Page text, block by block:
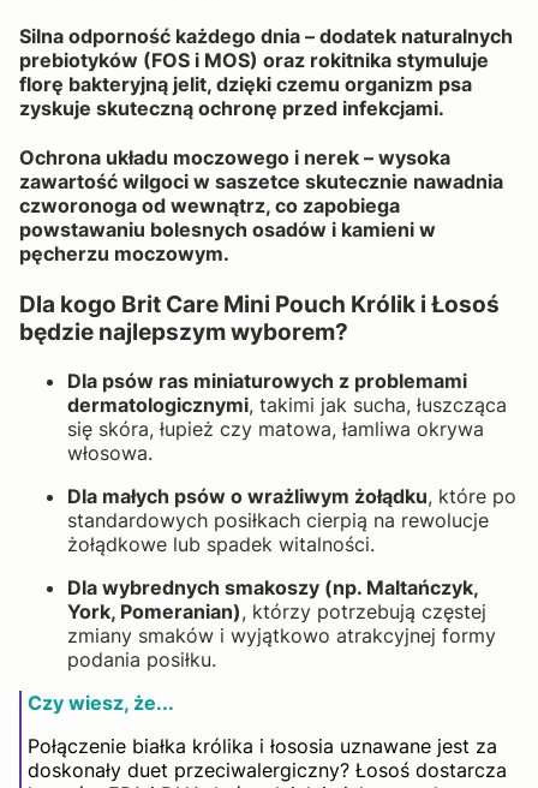
Silna odporność każdego dnia – dodatek naturalnych
prebiotyków (FOS i MOS) oraz rokitnika stymuluje
florę bakteryjną jelit, dzięki czemu organizm psa
zyskuje skuteczną ochronę przed infekcjami.
Ochrona układu moczowego i nerek – wysoka
zawartość wilgoci w saszetce skutecznie nawadnia
czworonoga od wewnątrz, co zapobiega
powstawaniu bolesnych osadów i kamieni w
pęcherzu moczowym.
Dla kogo Brit Care Mini Pouch Królik i Łosoś
będzie najlepszym wyborem?
Dla psów ras miniaturowych z problemami
dermatologicznymi, takimi jak sucha, łuszcząca
się skóra, łupież czy matowa, łamliwa okrywa
włosowa.
Dla małych psów o wrażliwym żołądku, które po
standardowych posiłkach cierpią na rewolucje
żołądkowe lub spadek witalności.
Dla wybrednych smakoszy (np. Maltańczyk,
York, Pomeranian), którzy potrzebują częstej
zmiany smaków i wyjątkowo atrakcyjnej formy
podania posiłku.
Czy wiesz, że...
Połączenie białka królika i łososia uznawane jest za
doskonały duet przeciwalergiczny? Łosoś dostarcza